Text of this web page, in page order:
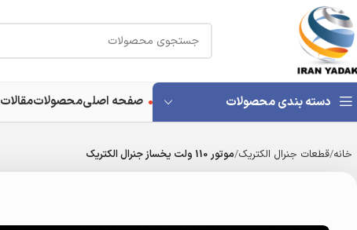
دسته بندی محصولات صفحه اصلیمحصولاتمقالات
خانه قطعات جنرال الکتریک موتور 110 ولت یخساز جنرال الکتریک